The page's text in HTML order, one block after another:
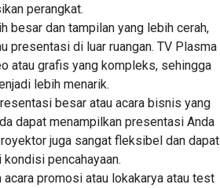
perangkat.
besar dan tampilan yang lebih cerah,
presentasi di luar ruangan. TV Plasma
atau grafis yang kompleks, sehingga
lebih menarik.
besar atau acara bisnis yang
dapat menampilkan presentasi Anda
juga sangat fleksibel dan dapat
pencahayaan.
promosi atau lokakarya atau test